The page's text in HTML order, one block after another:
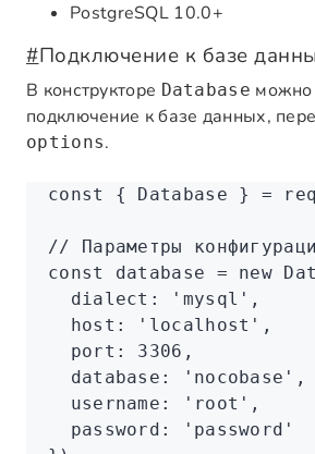
PostgreSQL 10.0+
#Подключение к базе
В конструкторе Database можно
подключение к базе данных,
options.
const { Database } =
// Параметры
const
database = new
  dialect
: 'mysql' ,
  host
: 'localhost' ,
  port
: 3306 ,
  database
: 'nocobase' ,
  username
: 'root' ,
  password
:
'password'